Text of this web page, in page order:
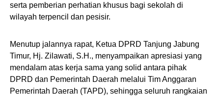
serta pemberian perhatian khusus bagi sekolah di
wilayah terpencil dan pesisir.
​Menutup jalannya rapat, Ketua DPRD Tanjung Jabung
Timur, Hj. Zilawati, S.H., menyampaikan apresiasi yang
mendalam atas kerja sama yang solid antara pihak
DPRD dan Pemerintah Daerah melalui Tim Anggaran
Pemerintah Daerah (TAPD), sehingga seluruh rangkaian